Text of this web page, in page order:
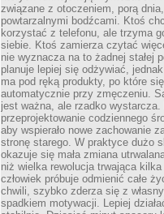
związane z otoczeniem, porą
powtarzalnymi bodźcami. Ktoś
korzystać z telefonu, ale trzyma
siebie. Ktoś zamierza czytać
nie wyznacza na to żadnej stałej
planuje lepiej się odżywiać,
ma pod ręką produkty, po które
automatycznie przy zmęczeniu.
jest ważna, ale rzadko
przeprojektowanie codziennego
aby wspierało nowe zachowanie
stronę starego. W praktyce dużo
okazuje się mała zmiana
niż wielka rewolucja trwająca
człowiek próbuje odmienić całe
chwili, szybko zderza się z
spadkiem motywacji. Lepiej